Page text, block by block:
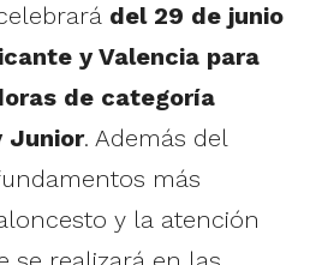
del 29 de junio
y Valencia para
de categoría
Junior. Además del
más
y la atención